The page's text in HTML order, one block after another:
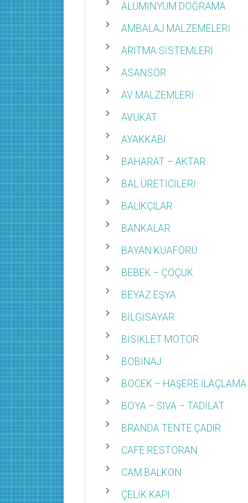
ALÜMİNYUM DOĞRAMA
AMBALAJ MALZEMELERİ
ARITMA SİSTEMLERİ
ASANSÖR
AV MALZEMLERİ
AVUKAT
AYAKKABI
BAHARAT – AKTAR
BAL ÜRETİCİLERİ
BALIKÇILAR
BANKALAR
BAYAN KUAFÖRÜ
BEBEK – ÇOÇUK
BEYAZ EŞYA
BİLGİSAYAR
BİSİKLET MOTOR
BOBİNAJ
BÖCEK – HAŞERE İLAÇLAMA
BOYA – SIVA – TADİLAT
BRANDA TENTE ÇADIR
CAFE RESTORAN
CAM BALKON
ÇELİK KAPI